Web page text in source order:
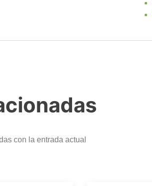
con la entrada actual